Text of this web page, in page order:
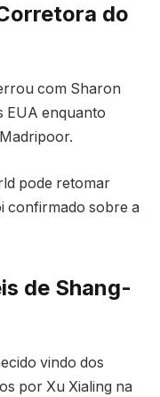
do
com Sharon
EUA enquanto
pode retomar
confirmado sobre a
de Shang-
vindo dos
por Xu Xialing na